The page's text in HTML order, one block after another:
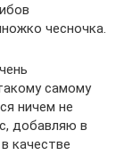
чесночка.
самому
ничем не
добавляю в
качестве